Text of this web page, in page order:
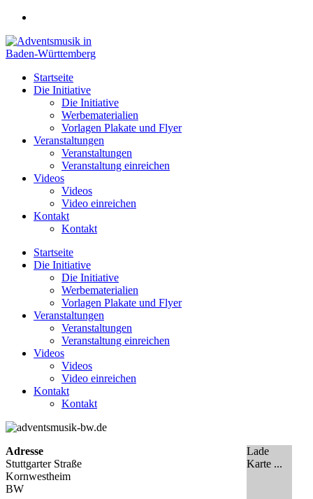
Zum
springen
Startseite
Die Initiative
Die Initiative
Werbematerialien
Vorlagen Plakate und Flyer
Veranstaltungen
Veranstaltungen
Veranstaltung einreichen
Videos
Videos
Video einreichen
Kontakt
Kontakt
Startseite
Die Initiative
Die Initiative
Werbematerialien
Vorlagen Plakate und Flyer
Veranstaltungen
Veranstaltungen
Veranstaltung einreichen
Videos
Videos
Video einreichen
Kontakt
Kontakt
Lade
Karte ...
Adresse
Stuttgarter Straße
Kornwestheim
BW